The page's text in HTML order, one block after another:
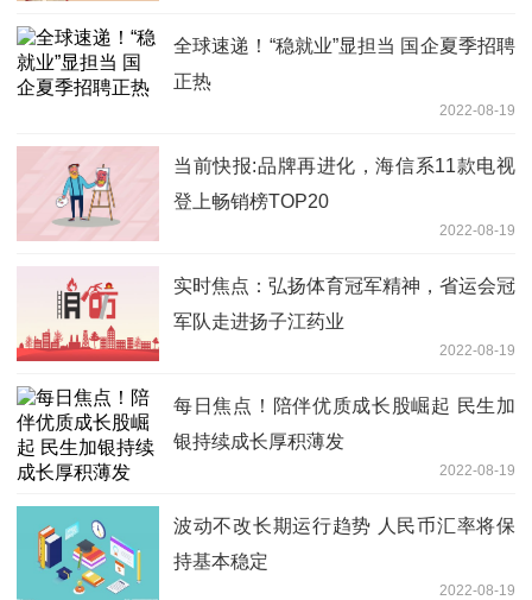
全球速递！“稳就业”显担当 国企夏季招聘
正热
2022-08-19
当前快报:品牌再进化，海信系11款电视
登上畅销榜TOP20
2022-08-19
实时焦点：弘扬体育冠军精神，省运会冠
军队走进扬子江药业
2022-08-19
每日焦点！陪伴优质成长股崛起 民生加
银持续成长厚积薄发
2022-08-19
波动不改长期运行趋势 人民币汇率将保
持基本稳定
2022-08-19